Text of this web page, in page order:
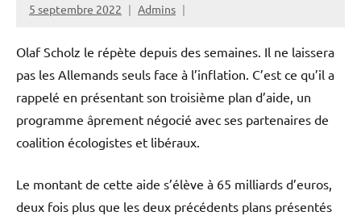
5 septembre 2022 Admins
Olaf Scholz le répète depuis des semaines. Il ne laissera
pas les Allemands seuls face à l’inflation. C’est ce qu’il a
rappelé en présentant son troisième plan d’aide, un
programme âprement négocié avec ses partenaires de
coalition écologistes et libéraux.
Le montant de cette aide s’élève à 65 milliards d’euros,
deux fois plus que les deux précédents plans présentés